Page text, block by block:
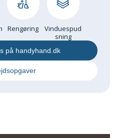
Rengøring
Vinduespud
sning
på handyhand.dk